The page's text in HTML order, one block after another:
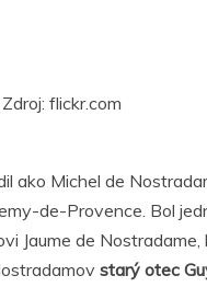
flickr.com
ako Michel de
de-Provence. Bol
Jaume de
starý otec